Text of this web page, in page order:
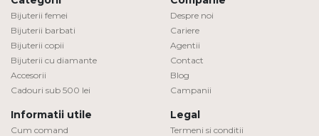
Bijuterii femei
Bijuterii barbati
Bijuterii copii
Bijuterii cu diamante
Accesorii
Cadouri sub 500 lei
Despre noi
Cariere
Agentii
Contact
Blog
Campanii
Informatii utile
Cum comand
Legal
Termeni si conditii